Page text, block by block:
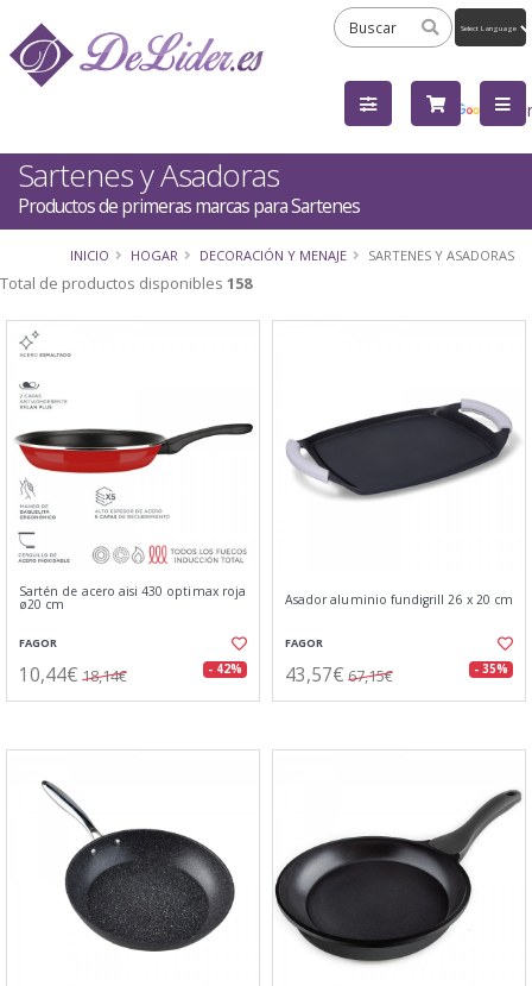
by
Sartenes y Asadoras
Productos de primeras marcas para Sartenes
INICIO HOGAR DECORACIÓN Y MENAJE SARTENES Y ASADORAS
Total de productos disponibles 158
Sartén de acero aisi 430 optimax roja
ø20 cm
FAGOR
10,44€ 18,14€ - 42%
Asador aluminio fundigrill 26 x 20 cm
FAGOR
43,57€ 67,15€ - 35%